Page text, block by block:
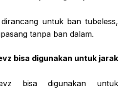
untuk ban tubeless,
tanpa ban dalam.
bisa digunakan untuk jarak
bisa digunakan untuk